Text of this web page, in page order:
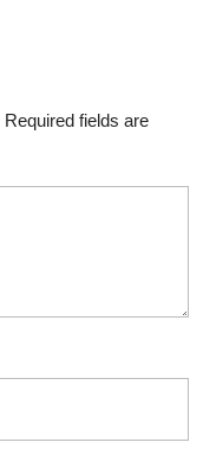
Required fields are